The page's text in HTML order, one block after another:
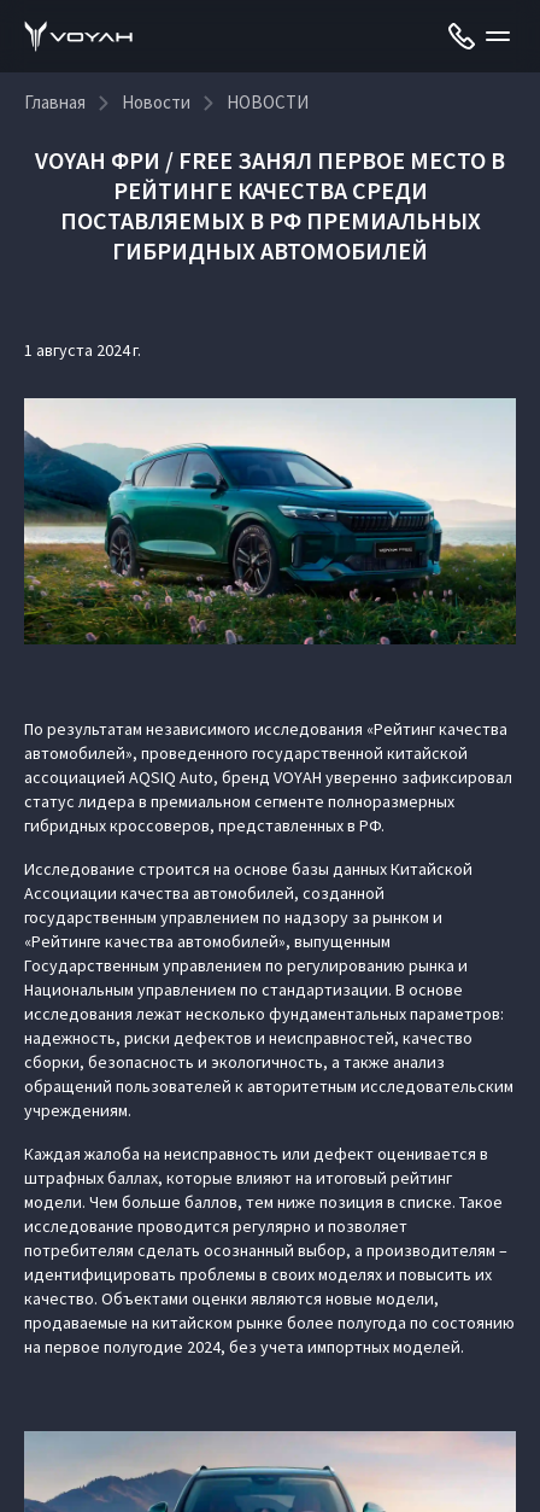
Главная Новости НОВОСТИ
VOYAH ФРИ / FREE ЗАНЯЛ ПЕРВОЕ МЕСТО В
РЕЙТИНГЕ КАЧЕСТВА СРЕДИ
ПОСТАВЛЯЕМЫХ В РФ ПРЕМИАЛЬНЫХ
ГИБРИДНЫХ АВТОМОБИЛЕЙ
1 августа 2024 г.
По результатам независимого исследования «Рейтинг качества
автомобилей», проведенного государственной китайской
ассоциацией AQSIQ Auto, бренд VOYAH уверенно зафиксировал
статус лидера в премиальном сегменте полноразмерных
гибридных кроссоверов, представленных в РФ.
Исследование строится на основе базы данных Китайской
Ассоциации качества автомобилей, созданной
государственным управлением по надзору за рынком и
«Рейтинге качества автомобилей», выпущенным
Государственным управлением по регулированию рынка и
Национальным управлением по стандартизации. В основе
исследования лежат несколько фундаментальных параметров:
надежность, риски дефектов и неисправностей, качество
сборки, безопасность и экологичность, а также анализ
обращений пользователей к авторитетным исследовательским
учреждениям.
Каждая жалоба на неисправность или дефект оценивается в
штрафных баллах, которые влияют на итоговый рейтинг
модели. Чем больше баллов, тем ниже позиция в списке. Такое
исследование проводится регулярно и позволяет
потребителям сделать осознанный выбор, а производителям –
идентифицировать проблемы в своих моделях и повысить их
качество. Объектами оценки являются новые модели,
продаваемые на китайском рынке более полугода по состоянию
на первое полугодие 2024, без учета импортных моделей.